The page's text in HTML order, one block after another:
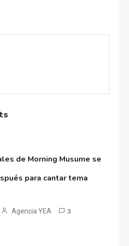
de Morning Musume se
para cantar tema
Agencia YEA 3